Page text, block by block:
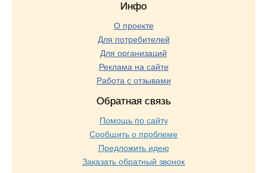
Инфо
О проекте
Для потребителей
Для организаций
Реклама на сайте
Работа с отзывами
Обратная связь
Помощь по сайту
Сообщить о проблеме
Предложить идею
Заказать обратный звонок